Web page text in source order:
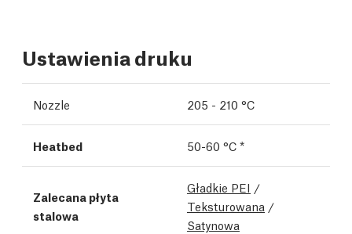
Ustawienia druku
Nozzle 205 - 210 °C
Heatbed 50-60 °C *
Zalecana płyta
stalowa
Gładkie PEI /
Teksturowana /
Satynowa